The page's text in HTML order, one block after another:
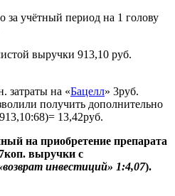
за учётный период на 1 голову
выручки 913,10 руб.
затраты на «Бацелл» 3руб.
получить дополнительно
13,42руб.
на приобретение препарата
выручки с
инвестиций» 1:4,07).